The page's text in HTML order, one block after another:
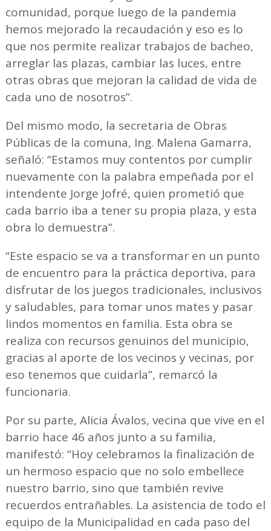
comunidad, porque luego de la pandemia
hemos mejorado la recaudación y eso es lo
que nos permite realizar trabajos de bacheo,
arreglar las plazas, cambiar las luces, entre
otras obras que mejoran la calidad de vida de
cada uno de nosotros”.
Del mismo modo, la secretaria de Obras
Públicas de la comuna, Ing. Malena Gamarra,
señaló: “Estamos muy contentos por cumplir
nuevamente con la palabra empeñada por el
intendente Jorge Jofré, quien prometió que
cada barrio iba a tener su propia plaza, y esta
obra lo demuestra”.
“Este espacio se va a transformar en un punto
de encuentro para la práctica deportiva, para
disfrutar de los juegos tradicionales, inclusivos
y saludables, para tomar unos mates y pasar
lindos momentos en familia. Esta obra se
realiza con recursos genuinos del municipio,
gracias al aporte de los vecinos y vecinas, por
eso tenemos que cuidarla”, remarcó la
funcionaria.
Por su parte, Alicia Ávalos, vecina que vive en el
barrio hace 46 años junto a su familia,
manifestó: “Hoy celebramos la finalización de
un hermoso espacio que no solo embellece
nuestro barrio, sino que también revive
recuerdos entrañables. La asistencia de todo el
equipo de la Municipalidad en cada paso del